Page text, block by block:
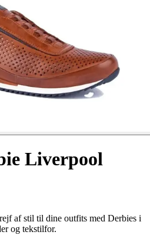
Liverpool
af stil til dine outfits med Derbies i
og tekstilfor.